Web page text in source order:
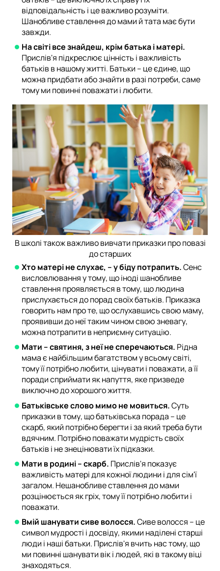
відповідальність і це важливо розуміти.
Шанобливе ставлення до мами й тата має бути
завжди.
На світі все знайдеш, крім батька і матері.
Прислів'я підкреслює цінність і важливість
батьків в нашому житті. Батьки – це єдине, що
можна придбати або знайти в разі потреби, саме
тому ми повинні поважати і любити.
В школі також важливо вивчати приказки про повазі
до старших
Хто матері не слухає, – у біду потрапить.Сенс
висловлювання у тому, що іноді шанобливе
ставлення проявляється в тому, що людина
прислухається до порад своїх батьків. Приказка
говорить нам про те, що ослухавшись свою маму,
проявивши до неї таким чином свою зневагу,
можна потрапити в неприємну ситуацію.
Мати – святиня, з неї не сперечаються. Рідна
мама є найбільшим багатством у всьому світі,
тому її потрібно любити, цінувати і поважати, а її
поради сприймати як напуття, яке призведе
виключно до хорошого життя.
Батьківське слово мимо не мовиться.Суть
приказки в тому, що батьківська порада – це
скарб, який потрібно берегти і за який треба бути
вдячним. Потрібно поважати мудрість своїх
батьків і не знецінювати їх підказки.
Мати в родині – скарб. Прислів'я показує
важливість матері для кожної людини і для сім'ї
загалом. Нешанобливе ставлення до мами
розцінюється як гріх, тому її потрібно любити і
поважати.
Вмій шанувати сиве волосся.Сиве волосся – це
символ мудрості і досвіду, якими наділені старші
люди і наші батьки. Прислів'я вчить нас тому, що
ми повинні шанувати вік і людей, які в такому віці
знаходяться.